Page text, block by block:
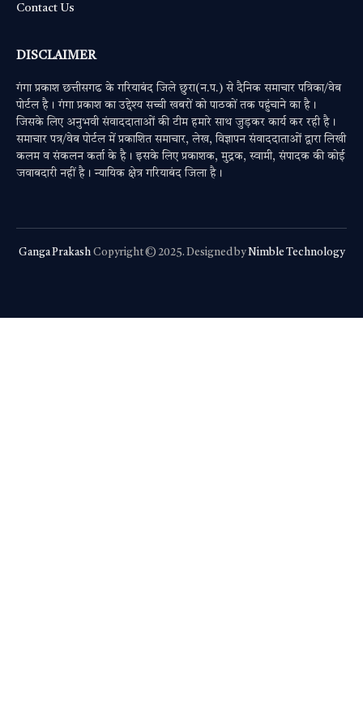
Contact Us
DISCLAIMER
गंगा प्रकाश छत्तीसगढ के गरियाबंद जिले छुरा(न.प.) से दैनिक समाचार पत्रिका/वेब
पोर्टल है। गंगा प्रकाश का उद्देश्य सच्ची खबरों को पाठकों तक पहुंचाने का है।
जिसके लिए अनुभवी संवाददाताओं की टीम हमारे साथ जुड़कर कार्य कर रही है।
समाचार पत्र/वेब पोर्टल में प्रकाशित समाचार, लेख, विज्ञापन संवाददाताओं द्वारा लिखी
कलम व संकलन कर्ता के है। इसके लिए प्रकाशक, मुद्रक, स्वामी, संपादक की कोई
जवाबदारी नहीं है। न्यायिक क्षेत्र गरियाबंद जिला है।
Ganga Prakash Copyright © 2025. Designed byNimble Technology